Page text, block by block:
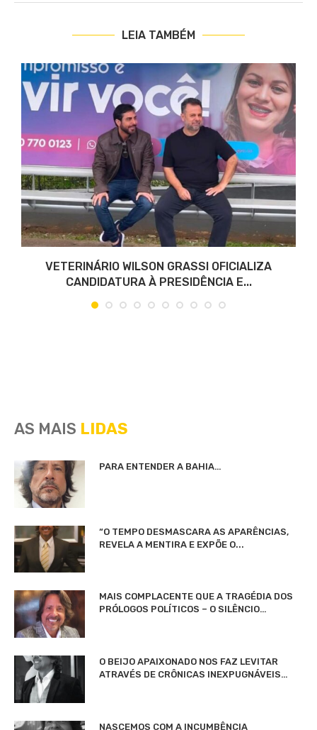
LEIA TAMBÉM
VETERINÁRIO WILSON GRASSI OFICIALIZA
CANDIDATURA À PRESIDÊNCIA E...
AS MAIS LIDAS
PARA ENTENDER A BAHIA…
“O TEMPO DESMASCARA AS APARÊNCIAS,
REVELA A MENTIRA E EXPÕE O...
MAIS COMPLACENTE QUE A TRAGÉDIA DOS
PRÓLOGOS POLÍTICOS – O SILÊNCIO…
O BEIJO APAIXONADO NOS FAZ LEVITAR
ATRAVÉS DE CRÔNICAS INEXPUGNÁVEIS…
NASCEMOS COM A INCUMBÊNCIA